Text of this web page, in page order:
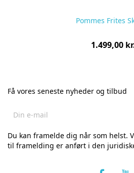
Pommes Frites
Pris
1.499,00
Få vores seneste nyheder og tilbud
Du kan framelde dig når som helst.
til framelding er anført i den